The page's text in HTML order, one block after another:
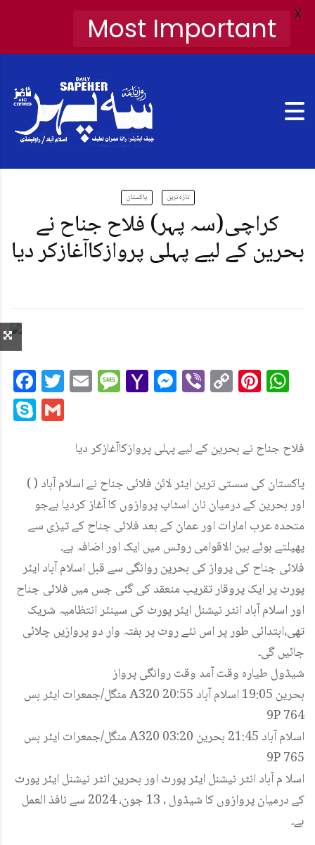
پاکستان تازہ ترین
کراچی(سہ پہر) فلاح جناح نے
بحرین کے لیے پہلی پروازکاآغازکر دیا
Facebook
Twitter
EmailMessage
Yahoo
Mail
Messenger
ViberCopy
Link
Skype
فلاح جناح نے بحرین کے لیے پہلی پروازکاآغازکر دیا
( ) پاکستان کی سستی ترین ایئر لائن فلائی جناح نے اسلام آباد
اور بحرین کے درمیان نان اسٹاپ پروازوں کا آغاز کردیا ہےجو
متحدہ عرب امارات اور عمان کے بعد فلائی جناح کے تیزی سے
پھیلتے ہوئے بین الاقوامی روٹس میں ایک اور اضافہ ہے۔
فلائی جناح کی پرواز کی بحرین روانگی سے قبل اسلام آباد ایئر
پورٹ پر ایک پروقار تقریب منعقد کی گئی جس میں فلائی جناح
اور اسلام آباد انٹر نیشنل ایئر پورٹ کی سینئر انتظامیہ شریک
تھی،ابتدائی طور پر اس نئے روٹ پر ہفتہ وار دو پروازیں چلائی
جائیں گی۔
شیڈول طیارہ وقت آمد وقت روانگی پرواز
منگل/جمعرات ایئر بس A320 20:55 بحرین 19:05 اسلام آباد
9P 764
منگل/جمعرات ایئر بس A320 03:20 اسلام آباد 21:45 بحرین
9P 765
اسلا م آباد انٹر نیشنل ایئر پورٹ اور بحرین انٹر نیشنل ایئر پورٹ
کے درمیان پروازوں کا شیڈول ، 13 جون، 2024 سے نافذ العمل
ہے۔
Most Important X